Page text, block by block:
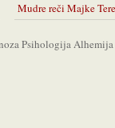
Mudre reči Majke
Psihologija